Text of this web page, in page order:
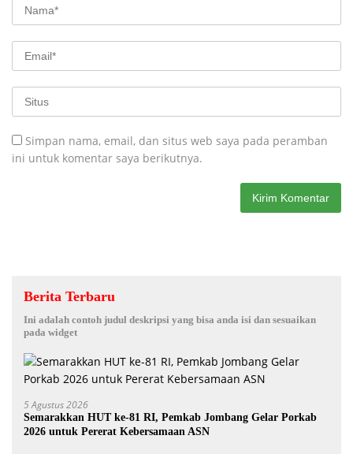
Simpan nama, email, dan situs web saya pada peramban
ini untuk komentar saya berikutnya.
Berita Terbaru
Ini adalah contoh judul deskripsi yang bisa anda isi dan sesuaikan
pada widget
5 Agustus 2026
Semarakkan HUT ke-81 RI, Pemkab Jombang Gelar Porkab
2026 untuk Pererat Kebersamaan ASN